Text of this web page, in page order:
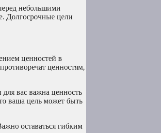
небольшими
Долгосрочные цели
ценностей в
ценностям,
вас важна ценность
ваша цель может быть
оставаться гибким